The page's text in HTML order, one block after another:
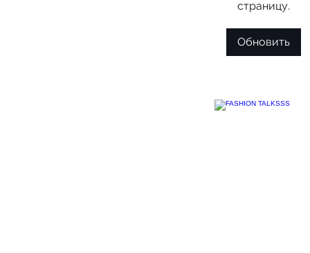
страницу.
Обновить